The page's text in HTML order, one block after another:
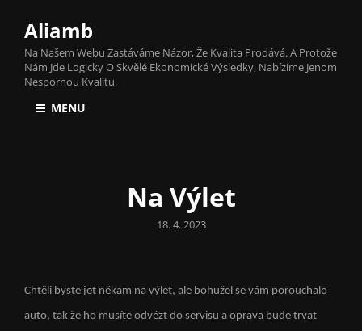
Aliamb
Na Našem Webu Zastáváme Názor, Že Kvalita Prodává. A Protože
Nám Jde Logicky O Skvělé Ekonomické Výsledky, Nabízíme Jenom
Nespornou Kvalitu.
MENU
Na Výlet
Posted
18. 4. 2023
Chtěli byste jet někam na výlet, ale bohužel se vám porouchalo
auto, tak že ho musíte odvézt do servisu a oprava bude trvat